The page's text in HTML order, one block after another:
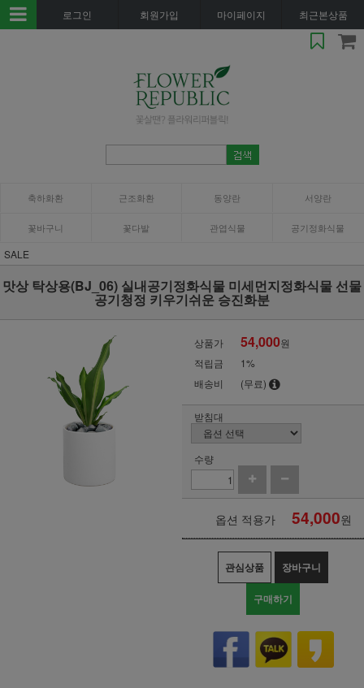
로그인 회원가입 마이페이지 최근본상품
축하화환 근조화환 동양란 서양란
꽃바구니 꽃다발 관엽식물 공기정화식물
SALE
맛상 탁상용(BJ_06) 실내공기정화식물 미세먼지정화식물 선물
공기청정 키우기쉬운 승진화분
상품가 54,000원
적립금
1%
배송비
(무료)
받침대
수량
옵션 적용가 54,000원
관심상품 장바구니
구매하기